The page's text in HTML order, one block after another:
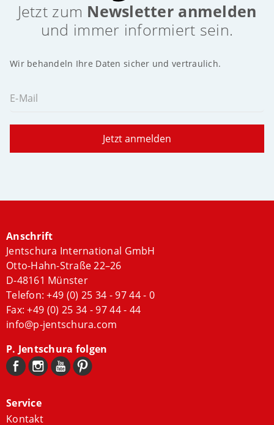
Jetzt zum Newsletter anmelden
und immer informiert sein.
Wir behandeln Ihre Daten sicher und vertraulich.
E-Mail
Jetzt anmelden
Anschrift
Jentschura International GmbH
Otto-Hahn-Straße 22–26
D-48161 Münster
Telefon:+49 (0) 25 34 - 97 44 - 0
Fax: +49 (0) 25 34 - 97 44 - 44
info@p-jentschura.com
P. Jentschura folgen
Service
Kontakt